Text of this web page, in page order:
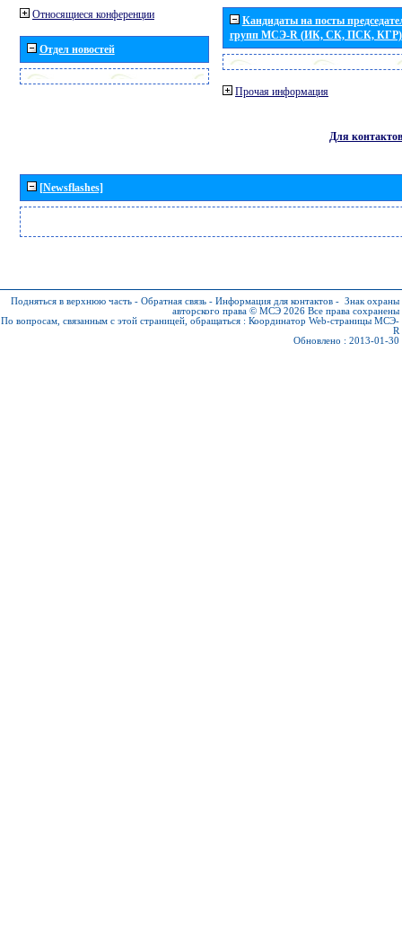
Относящиеся конференции
Отдел новостей
Кандидаты на посты
групп МСЭ-R (ИК, СК, ПСК, КГР)
Прочая информация
Для контактов
[Newsflashes]
Подняться в верхнюю часть - Обратная связь - Информация для контактов - Знак охраны
авторского права © МСЭ 2026 Все права сохранены
По вопросам, связанным с этой страницей, обращаться : Координатор Web-страницы МСЭ-
R
Обновлено : 2013-01-30